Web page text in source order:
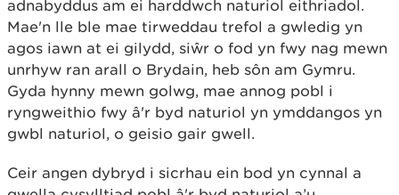
adnabyddus am ei harddwch naturiol eithriadol.
Mae'n lle ble mae tirweddau trefol a gwledig yn
agos iawn at ei gilydd, siŵr o fod yn fwy nag mewn
unrhyw ran arall o Brydain, heb sôn am Gymru.
Gyda hynny mewn golwg, mae annog pobl i
ryngweithio fwy â'r byd naturiol yn ymddangos yn
gwbl naturiol, o geisio gair gwell.
Ceir angen dybryd i sicrhau ein bod yn cynnal a